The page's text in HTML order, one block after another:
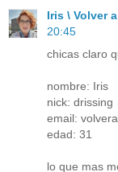
Iris \ Volver
20:45
chicas claro
nombre: Iris
nick: drissing
email:
edad: 31
lo que mas